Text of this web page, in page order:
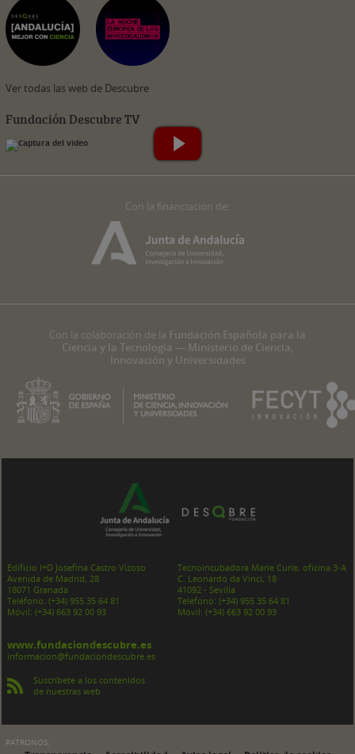
Ver todas las web de Descubre
Fundación Descubre TV
Con la financiación de:
Con la colaboración de la Fundación Española para la
Ciencia y la Tecnología — Ministerio de Ciencia,
Innovación y Universidades
Edificio I+D Josefina Castro Vizoso
Avenida de Madrid, 28
18071 Granada
Teléfono: (+34) 955 35 64 81
Móvil: (+34) 663 92 00 93
Tecnoincubadora Marie Curie, oficina 3-A
C. Leonardo da Vinci, 18
41092 - Sevilla
Teléfono: (+34) 955 35 64 81
Móvil: (+34) 663 92 00 93
www.fundaciondescubre.es
informacion@fundaciondescubre.es
Suscríbete a los contenidos
de nuestras web
PATRONOS: